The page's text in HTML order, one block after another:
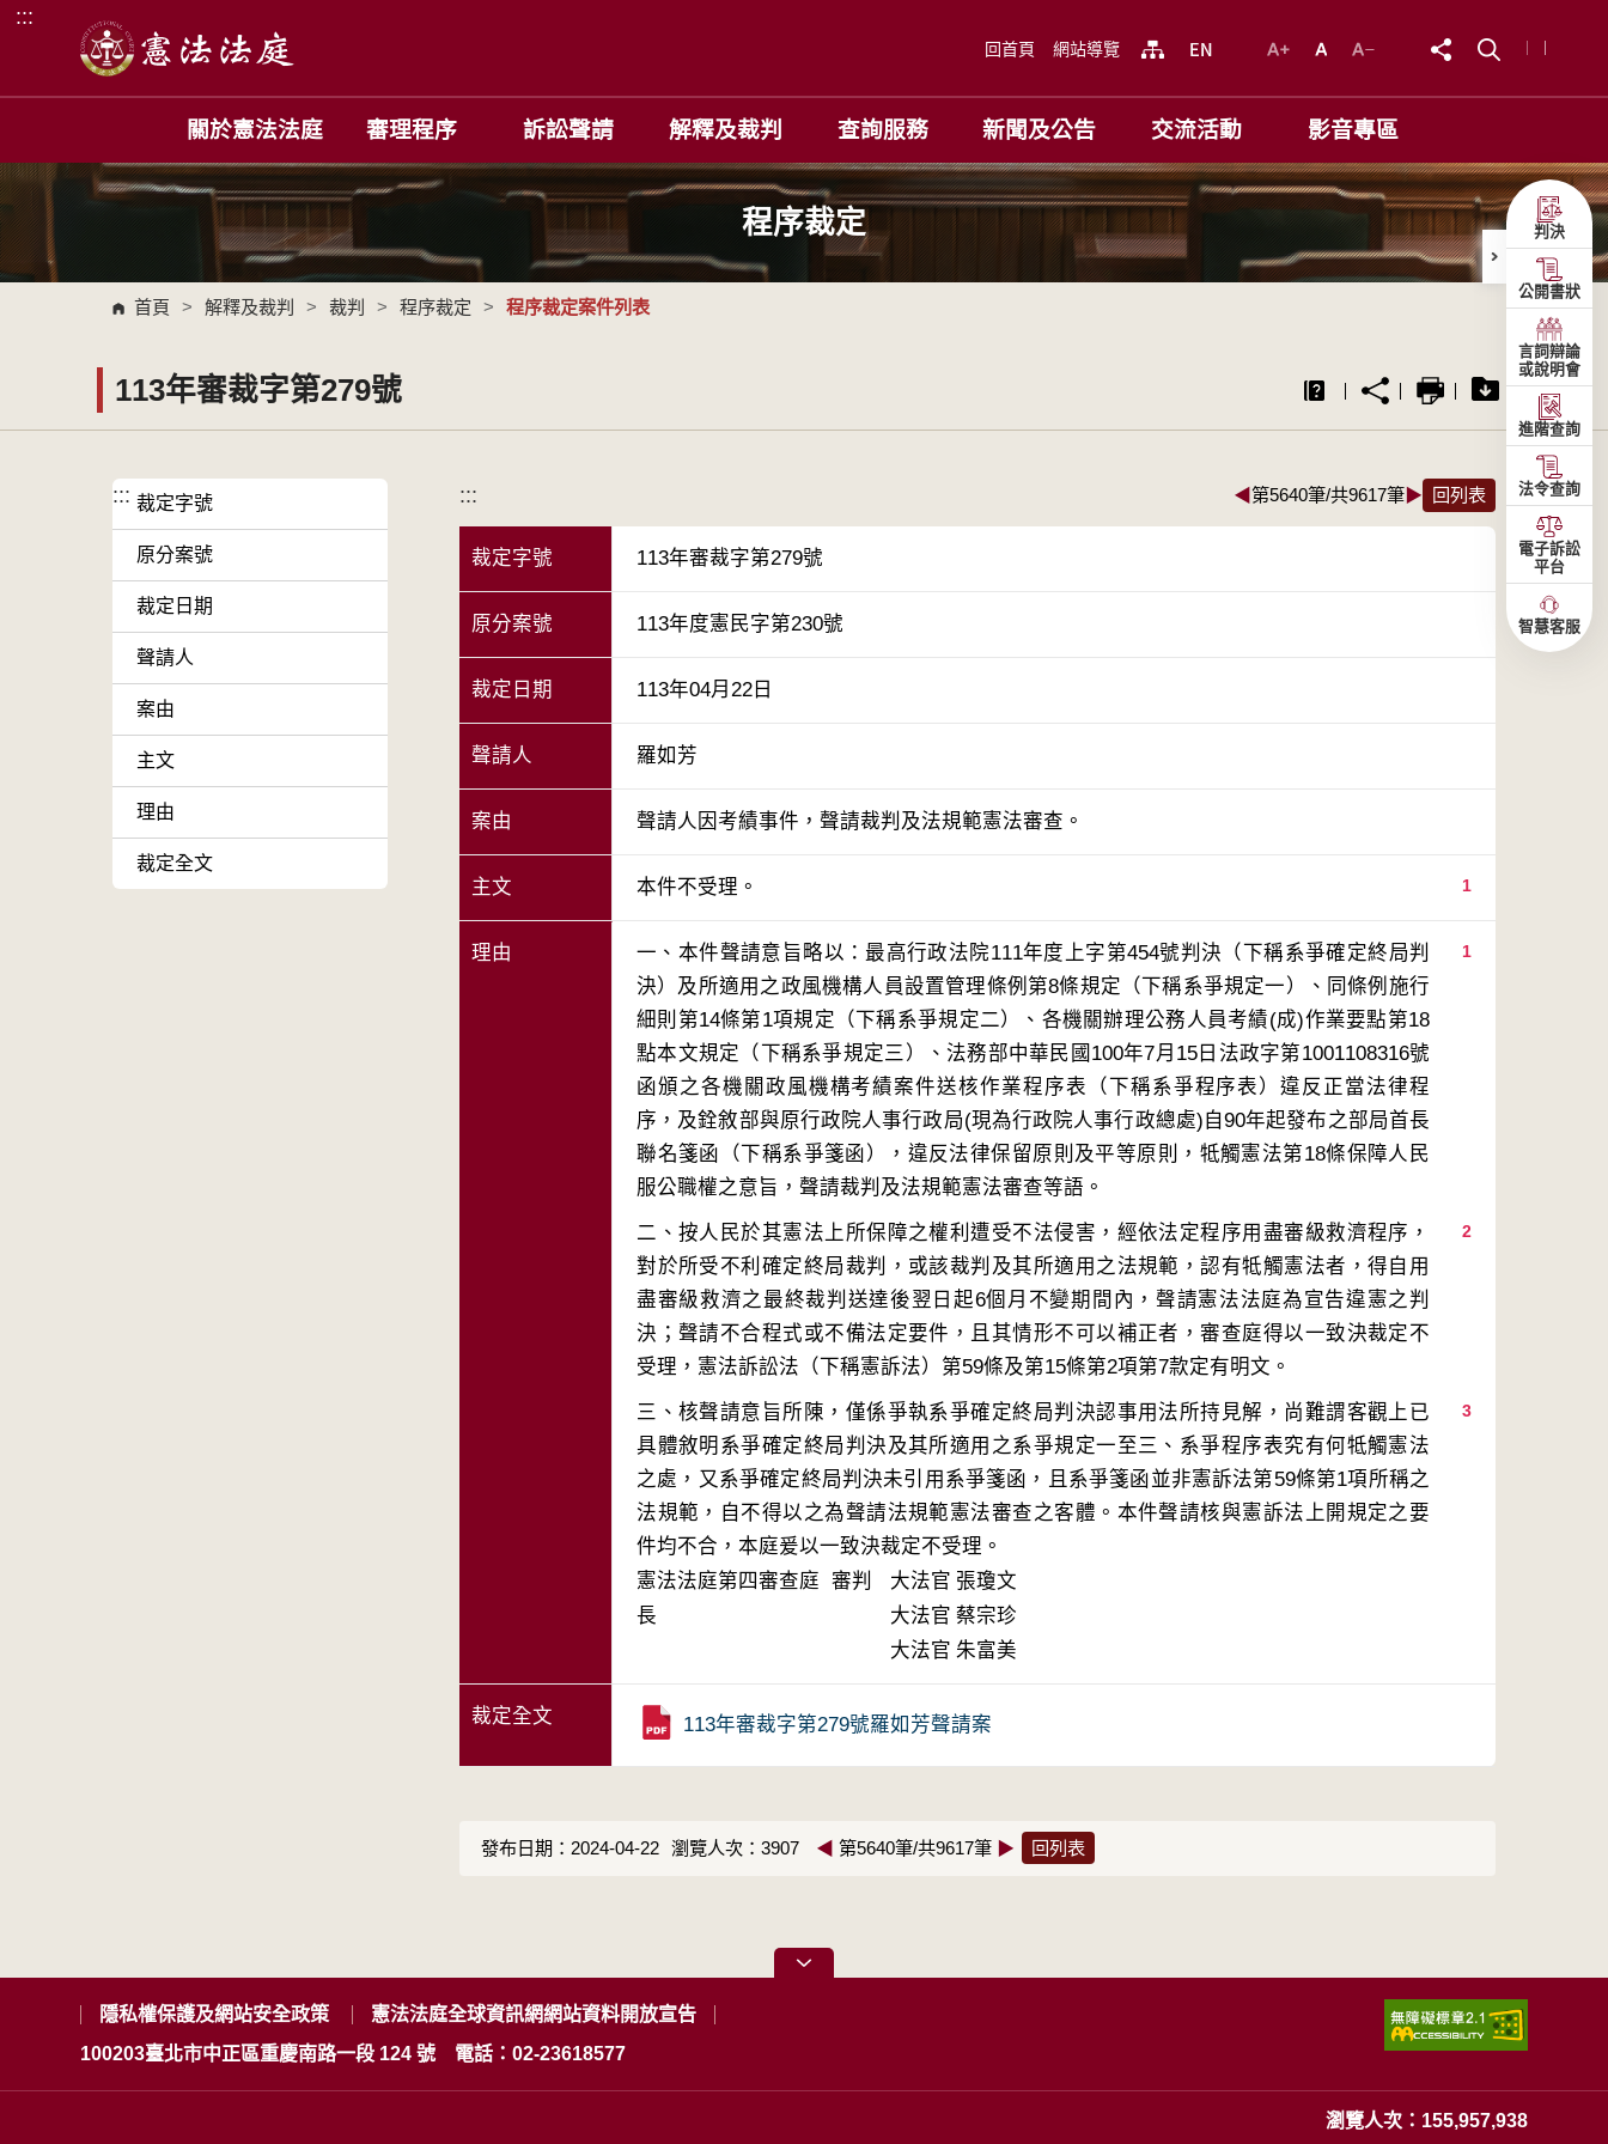
跳到主要內容區塊
:::
回首頁 網站導覽
關於憲法法庭 審理程序 訴訟聲請 解釋及裁判 查詢服務 新聞及公告 交流活動 影音專區
程序裁定
首頁 > 解釋及裁判 > 裁判 > 程序裁定 > 程序裁定案件列表
113年審裁字第279號
::: 裁定字號
原分案號
裁定日期
聲請人
案由
主文
理由
裁定全文
::: ◀第5640筆/共9617筆▶ 回列表
裁定字號 113年審裁字第279號
原分案號 113年度憲民字第230號
裁定日期 113年04月22日
聲請人 羅如芳
案由 聲請人因考績事件，聲請裁判及法規範憲法審查。
主文 1
本件不受理。
理由 1
一、本件聲請意旨略以：最高行政法院111年度上字第454號判決（下稱系爭確定終局判
決）及所適用之政風機構人員設置管理條例第8條規定（下稱系爭規定一）、同條例施行
細則第14條第1項規定（下稱系爭規定二）、各機關辦理公務人員考績(成)作業要點第18
點本文規定（下稱系爭規定三）、法務部中華民國100年7月15日法政字第1001108316號
函頒之各機關政風機構考績案件送核作業程序表（下稱系爭程序表）違反正當法律程
序，及銓敘部與原行政院人事行政局(現為行政院人事行政總處)自90年起發布之部局首長
聯名箋函（下稱系爭箋函），違反法律保留原則及平等原則，牴觸憲法第18條保障人民
2
二、按人民於其憲法上所保障之權利遭受不法侵害，經依法定程序用盡審級救濟程序，
對於所受不利確定終局裁判，或該裁判及其所適用之法規範，認有牴觸憲法者，得自用
盡審級救濟之最終裁判送達後翌日起6個月不變期間內，聲請憲法法庭為宣告違憲之判
決；聲請不合程式或不備法定要件，且其情形不可以補正者，審查庭得以一致決裁定不
3
三、核聲請意旨所陳，僅係爭執系爭確定終局判決認事用法所持見解，尚難謂客觀上已
具體敘明系爭確定終局判決及其所適用之系爭規定一至三、系爭程序表究有何牴觸憲法
之處，又系爭確定終局判決未引用系爭箋函，且系爭箋函並非憲訴法第59條第1項所稱之
法規範，自不得以之為聲請法規範憲法審查之客體。本件聲請核與憲訴法上開規定之要
件均不合，本庭爰以一致決裁定不受理。
憲法法庭第四審查庭 審判
長
大法官 張瓊文
大法官 蔡宗珍
大法官 朱富美
裁定全文 113年審裁字第279號羅如芳聲請案
發布日期：2024-04-22 瀏覽人次：3907 ◀ 第5640筆/共9617筆 ▶ 回列表
隱私權保護及網站安全政策
憲法法庭全球資訊網網站資料開放宣告
100203臺北市中正區重慶南路一段 124 號
電話：02-23618577
瀏覽人次：155,957,938
判決
公開書狀
言詞辯論
或說明會
進階查詢
法令查詢
電子訴訟
平台
智慧客服